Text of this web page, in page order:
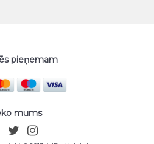
pieņemam
mums